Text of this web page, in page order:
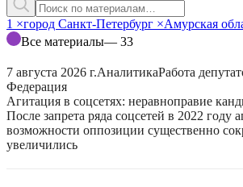
1 ×город Санкт-Петербург ×Амурская
Все материалы— 33
7 августа 2026 г.АналитикаРабота
Федерация
Агитация в соцсетях: неравноправие
После запрета ряда соцсетей в 2022 году
возможности оппозиции существенно
увеличились